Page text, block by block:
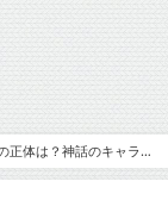
体は？神話のキャラク